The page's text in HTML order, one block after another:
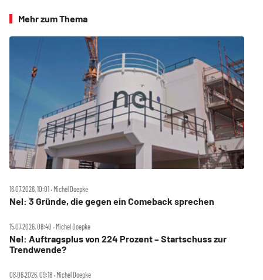
Mehr zum Thema
16.07.2026, 10:01 ‧ Michel Doepke
Nel: 3 Gründe, die gegen ein Comeback sprechen
15.07.2026, 08:40 ‧ Michel Doepke
Nel: Auftragsplus von 224 Prozent – Startschuss zur
Trendwende?
08.06.2026, 09:18 ‧ Michel Doepke